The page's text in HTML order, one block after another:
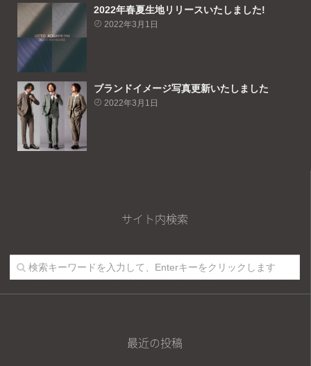
2022年春夏生地リリースいたしました!
2022年3月1日
ブランドイメージ写真更新いたしました
2022年3月1日
サイト内検索
最近の投稿